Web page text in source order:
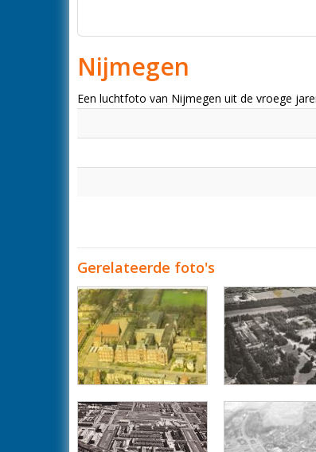
Nijmegen
Een luchtfoto van Nijmegen uit de vroege
Gerelateerde foto's